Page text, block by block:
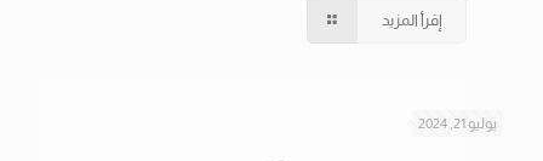
إقرأ المزيد
يوليو 21, 2024